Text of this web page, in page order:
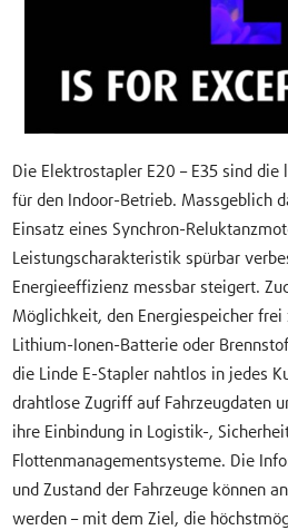
Die Elektrostapler E20 – E35 sind
für den Indoor-Betrieb. Massgeblich
Einsatz eines Synchron-
Leistungscharakteristik spürbar
Energieeffizienz messbar steigert.
Möglichkeit, den Energiespeicher
Lithium-Ionen-Batterie oder
die Linde E-Stapler nahtlos in jedes
drahtlose Zugriff auf Fahrzeugdaten
ihre Einbindung in Logistik-,
Flottenmanagementsysteme. Die
und Zustand der Fahrzeuge können
werden – mit dem Ziel, die